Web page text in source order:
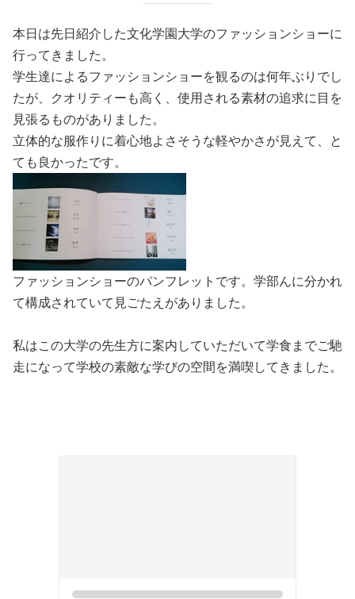
本日は先日紹介した文化学園大学のファッションショーに
行ってきました。
学生達によるファッションショーを観るのは何年ぶりでし
たが、クオリティーも高く、使用される素材の追求に目を
見張るものがありました。
立体的な服作りに着心地よさそうな軽やかさが見えて、と
ても良かったです。
ファッションショーのパンフレットです。学部んに分かれ
て構成されていて見ごたえがありました。
私はこの大学の先生方に案内していただいて学食までご馳
走になって学校の素敵な学びの空間を満喫してきました。